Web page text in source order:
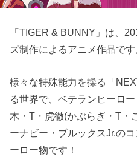
「TIGER & BUNNY」は、
ズ制作によるアニメ作品です
様々な特殊能力を操る「
る世界で、ベテランヒーロ
木・T・虎徹(かぶらぎ・T・
ーナビー・ブルックスJr.の
ーロー物です！